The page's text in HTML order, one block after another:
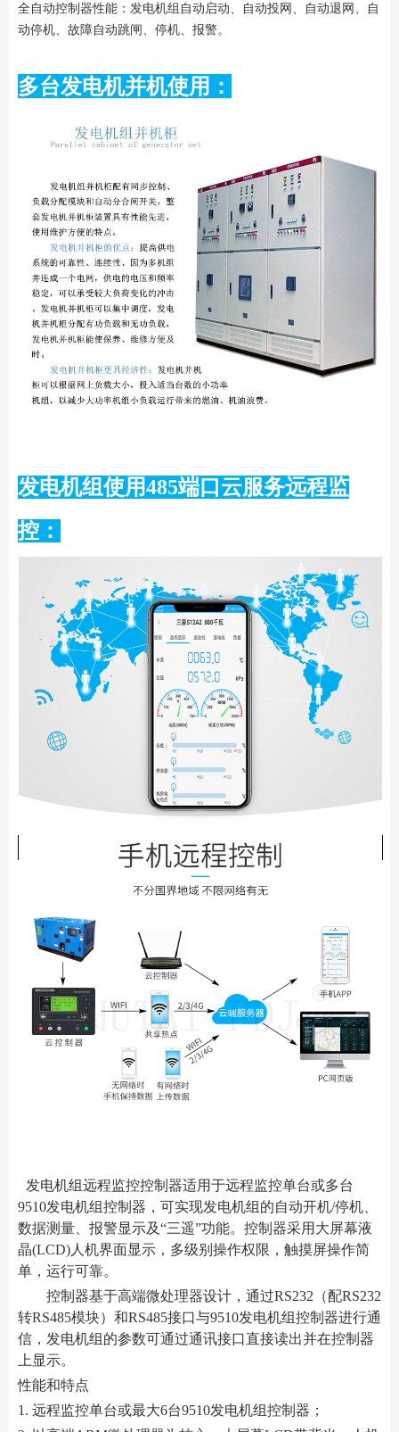
全自动控制器性能：发电机组自动启动、自动投网、自动退网、自
动停机、故障自动跳闸、停机、报警。
多台发电机并机使用：
发电机组使用485端口云服务远程监
控：
发电机组远程监控控制器适用于远程监控单台或多台
9510发电机组控制器，可实现发电机组的自动开机/停机、
数据测量、报警显示及“三遥”功能。控制器采用大屏幕液
晶(LCD)人机界面显示，多级别操作权限，触摸屏操作简
单，运行可靠。
控制器基于高端微处理器设计，通过RS232（配RS232
转RS485模块）和RS485接口与9510发电机组控制器进行通
信，发电机组的参数可通过通讯接口直接读出并在控制器
上显示。
性能和特点
1. 远程监控单台或最大6台9510发电机组控制器；